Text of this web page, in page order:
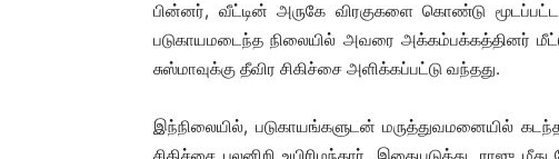
பின்னர், வீட்டின் அருகே விரகுகளை கொண்டு
படுகாயமடைந்த நிலையில் அவரை அக்கம்பக்கத்தினர்
சுஸ்மாவுக்கு தீவிர சிகிச்சை அளிக்கப்பட்டு வந்தது.
இந்நிலையில், படுகாயங்களுடன் மருத்துவமனையில்
சிகிச்சை பலனிறி உயிரிழந்தார். இதையடுத்து, ராஜு